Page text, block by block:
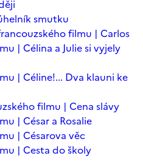
smutku
filmu | Carlos
| Célina a Julie si vyjely
| Céline!... Dva klauni ke
filmu | Cena slávy
| César a Rosalie
| Césarova věc
| Cesta do školy